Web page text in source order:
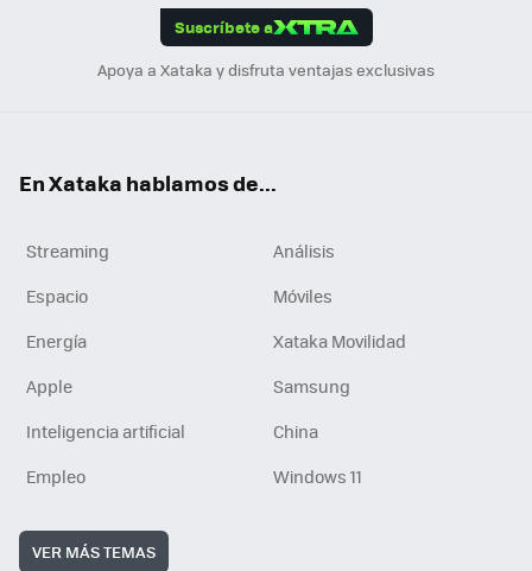
Suscríbete a
Apoya a Xataka y disfruta ventajas exclusivas
En Xataka hablamos de...
Streaming
Análisis
Espacio
Móviles
Energía
Xataka Movilidad
Apple
Samsung
Inteligencia artificial
China
Empleo
Windows 11
VER MÁS TEMAS